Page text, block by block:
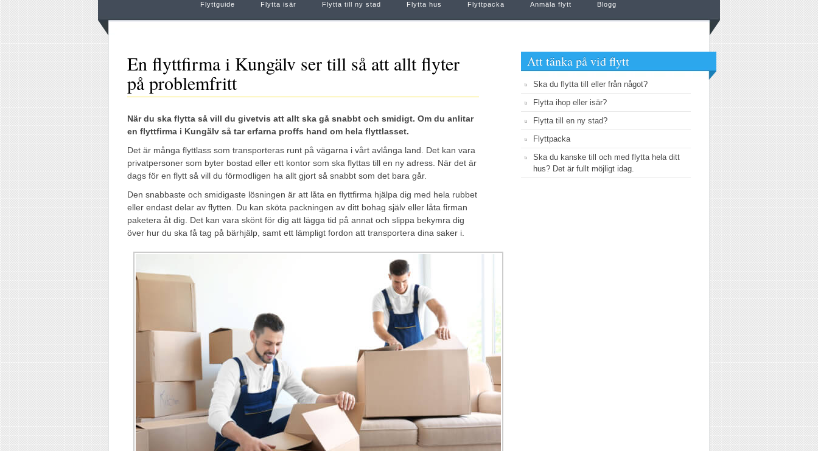
Flyttguide Flytta isär Flytta till ny stad Flytta hus Flyttpacka Anmäla flytt Blogg
En flyttfirma i Kungälv ser till så att allt flyter
på problemfritt
När du ska flytta så vill du givetvis att allt ska gå snabbt och smidigt. Om du anlitar
en flyttfirma i Kungälv så tar erfarna proffs hand om hela flyttlasset.
Det är många flyttlass som transporteras runt på vägarna i vårt avlånga land. Det kan vara
privatpersoner som byter bostad eller ett kontor som ska flyttas till en ny adress. När det är
dags för en flytt så vill du förmodligen ha allt gjort så snabbt som det bara går.
Den snabbaste och smidigaste lösningen är att låta en flyttfirma hjälpa dig med hela rubbet
eller endast delar av flytten. Du kan sköta packningen av ditt bohag själv eller låta firman
paketera åt dig. Det kan vara skönt för dig att lägga tid på annat och slippa bekymra dig
över hur du ska få tag på bärhjälp, samt ett lämpligt fordon att transportera dina saker i.
Att tänka på vid flytt
Ska du flytta till eller från något?
Flytta ihop eller isär?
Flytta till en ny stad?
Flyttpacka
Ska du kanske till och med flytta hela ditt
hus? Det är fullt möjligt idag.